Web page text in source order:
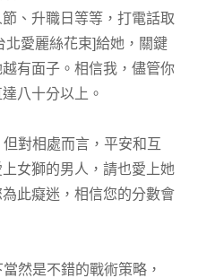
、升職日等等，打電話取
愛麗絲花束]給她，關鍵
有面子。相信我，儘管你
八十分以上。
對相處而言，平安和互
女獅的男人，請也愛上她
此癡迷，相信您的分數會
然是不錯的戰術策略，